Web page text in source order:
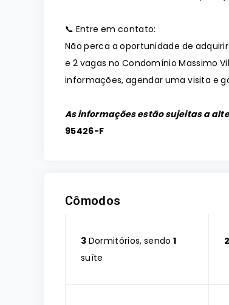
📞 Entre em contato:
Não perca a oportunidade de
e 2 vagas no Condomínio Massimo
informações, agendar uma visita e
As informações estão sujeitas a
95426-F
Cômodos
3 Dormitórios, sendo1
suíte
2